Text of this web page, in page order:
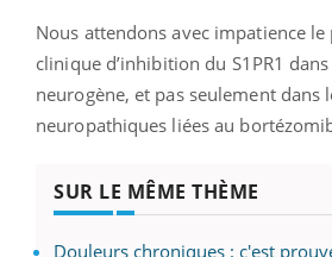
Nous attendons avec impatience le
clinique d’inhibition du S1PR1
neurogène, et pas seulement dans
neuropathiques liées au
SUR LE MÊME THÈME
Douleurs chroniques : c'est